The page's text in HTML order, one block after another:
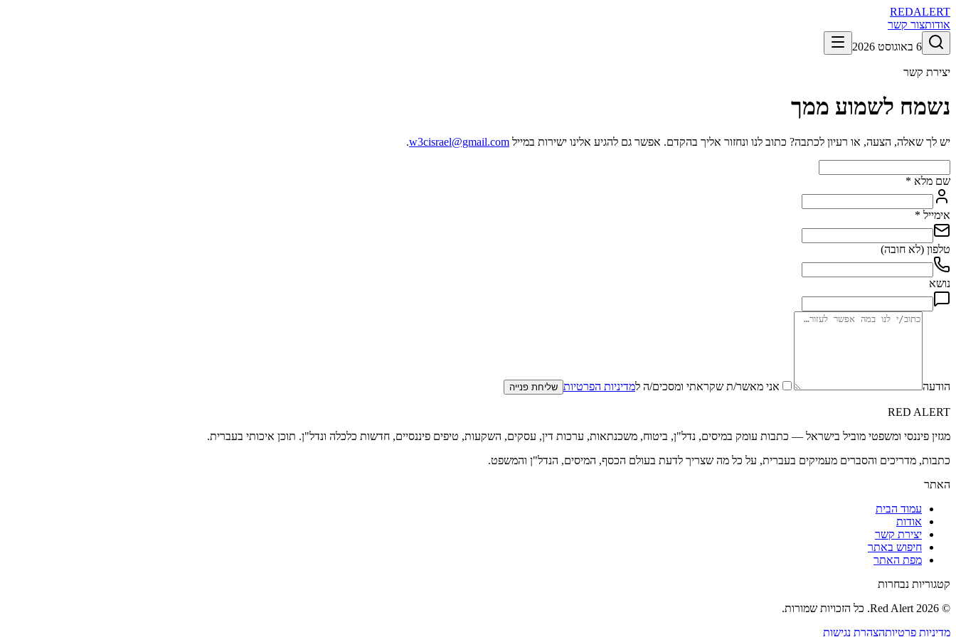
REDALERT
אודותצור קשר
6 באוגוסט 2026
יצירת קשר
נשמח לשמוע ממך
יש לך שאלה, הצעה, או רעיון לכתבה? כתוב לנו ונחזור אליך בהקדם. אפשר גם להגיע אלינו ישירות במייל w3cisrael@gmail.com
.
שם מלא *
אימייל *
טלפון (לא חובה)
נושא
הודעה אני מאשר/ת שקראתי ומסכים/ה למדיניות הפרטיות שליחת פנייה
RED ALERT
מגזין פיננסי ומשפטי מוביל בישראל — כתבות עומק במיסים, נדל"ן, ביטוח, משכנתאות, ערכות דין, עסקים, השקעות, טיפים פיננסיים, חדשות כלכלה ונדל"ן. תוכן איכותי בעברית.
כתבות, מדריכים והסברים מעמיקים בעברית, על כל מה שצריך לדעת בעולם הכסף, המיסים, הנדל"ן והמשפט.
האתר
עמוד הבית
אודות
יצירת קשר
חיפוש באתר
מפת האתר
קטגוריות נבחרות
©
2026
Red Alert. כל הזכויות שמורות.
מדיניות פרטיותהצהרת נגישות